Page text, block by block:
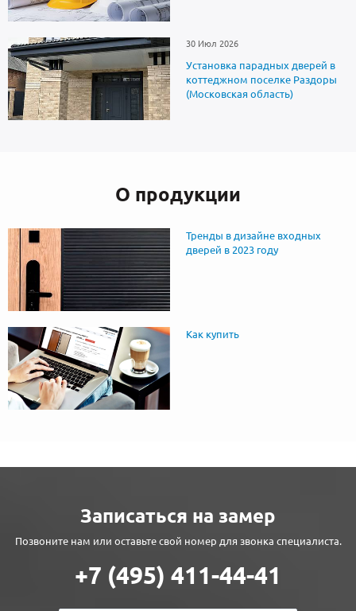
30 Июл 2026
Установка парадных дверей в
коттеджном поселке Раздоры
(Московская область)
О продукции
Тренды в дизайне входных
дверей в 2023 году
Как купить
Записаться на замер
Позвоните нам или оставьте свой номер для звонка специалиста.
+7 (495) 411-44-41